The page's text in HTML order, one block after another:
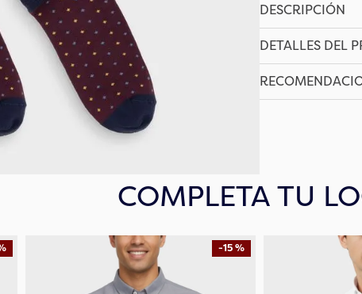
DESCRIPCIÓN
DETALLES DEL
COMPLETA TU
-15 %